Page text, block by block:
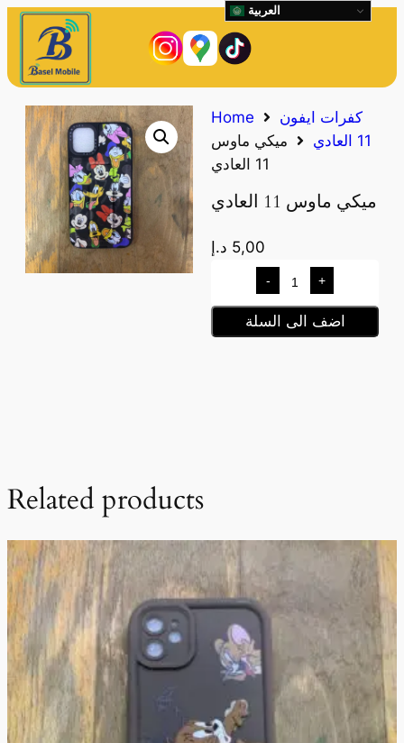
Home
كفرات ايفون
11 العادي
ميكي ماوس
11 العادي
ميكي ماوس 11 العادي
5,00 د.إ
- +
اضف الى السلة
Related products
العربية